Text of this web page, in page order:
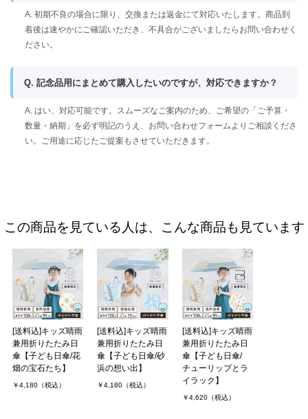
A. 初期不良の場合に限り、交換または返金にて対応いたします。商品到
着後は速やかにご確認いただき、不具合がございましたらお問い合わせく
ださい。
Q. 記念品用にまとめて購入したいのですが、対応できますか？
A. はい、対応可能です。スムーズなご案内のため、ご希望の「ご予算・
数量・納期」を必ず明記のうえ、お問い合わせフォームよりご相談くださ
い。ご用途に応じたご提案もさせていただきます。
この商品を見ている人は、こんな商品も見ています
[送料込]キッズ晴雨
兼用折りたたみ日
傘【子ども日傘/花
畑の宝石たち】
￥4,180（税込）
[送料込]キッズ晴雨
兼用折りたたみ日
傘【子ども日傘/砂
浜の想い出】
￥4,180（税込）
[送料込]キッズ晴雨
兼用折りたたみ日
傘【子ども日傘/
チューリップとラ
イラック】
￥4,620（税込）